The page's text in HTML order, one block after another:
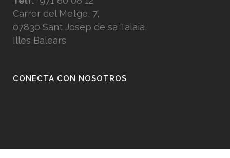
Carrer del Metge, 7,
07830 Sant Josep de sa Talaia,
Illes Balears
CONECTA CON NOSOTROS